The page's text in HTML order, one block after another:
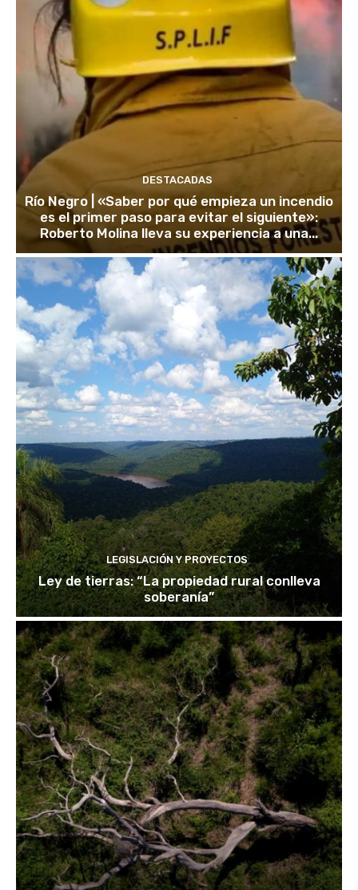
DESTACADAS
Río Negro | «Saber por qué empieza un incendio
es el primer paso para evitar el siguiente»:
Roberto Molina lleva su experiencia a una...
LEGISLACIÓN Y PROYECTOS
Ley de tierras: “La propiedad rural conlleva
soberanía”